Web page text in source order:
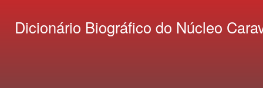
Dicionário Biográfico do Núcleo